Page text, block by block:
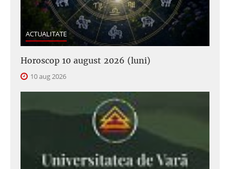
ACTUALITATE
Horoscop 10 august 2026 (luni)
10 aug 2026